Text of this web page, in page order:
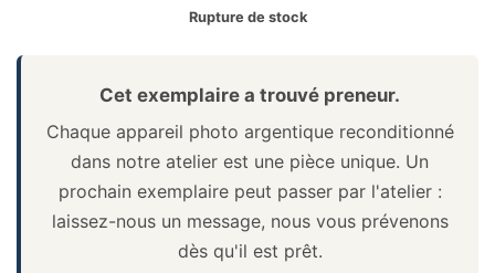
Rupture de stock
Cet exemplaire a trouvé preneur.
Chaque appareil photo argentique reconditionné
dans notre atelier est une pièce unique. Un
prochain exemplaire peut passer par l'atelier :
laissez-nous un message, nous vous prévenons
dès qu'il est prêt.